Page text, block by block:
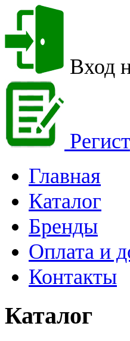
Вход
Главная
Каталог
Бренды
Оплата и
Контакты
Каталог